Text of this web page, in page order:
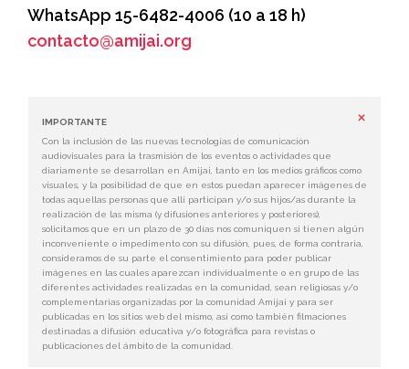
WhatsApp 15-6482-4006 (10 a 18 h)
contacto@amijai.org
IMPORTANTE
Con la inclusión de las nuevas tecnologías de comunicación
audiovisuales para la trasmisión de los eventos o actividades que
diariamente se desarrollan en Amijai, tanto en los medios gráficos como
visuales, y la posibilidad de que en estos puedan aparecer imágenes de
todas aquellas personas que allí participan y/o sus hijos/as durante la
realización de las misma (y difusiones anteriores y posteriores),
solicitamos que en un plazo de 30 días nos comuniquen si tienen algún
inconveniente o impedimento con su difusión, pues, de forma contraria,
consideramos de su parte el consentimiento para poder publicar
imágenes en las cuales aparezcan individualmente o en grupo de las
diferentes actividades realizadas en la comunidad, sean religiosas y/o
complementarias organizadas por la comunidad Amijai y para ser
publicadas en los sitios web del mismo, así como también filmaciones
destinadas a difusión educativa y/o fotográfica para revistas o
publicaciones del ámbito de la comunidad.
×